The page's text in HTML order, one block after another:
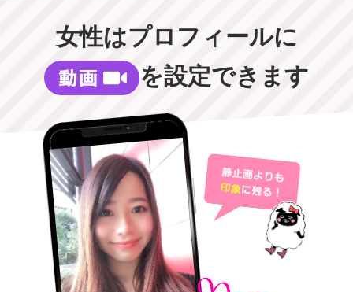
女性はプロフィールに
を設定できます